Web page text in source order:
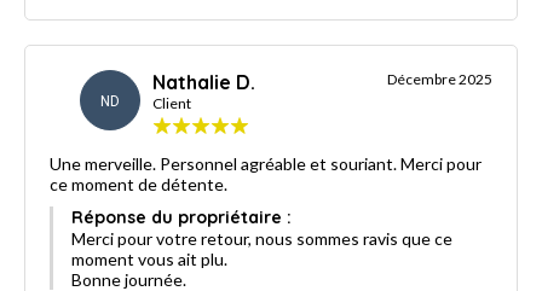
ND
Nathalie D.
Client
Décembre 2025
Une merveille. Personnel agréable et souriant. Merci pour
ce moment de détente.
Réponse du propriétaire :
Merci pour votre retour, nous sommes ravis que ce
moment vous ait plu.
Bonne journée.